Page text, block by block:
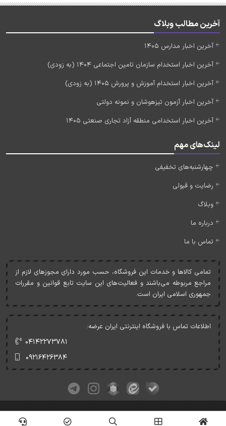
آخرین مطالب وبلاگ
آخرین اخبار مدارس 1405
آخرین اخبار استخدام سازمان تامین اجتماعی 1404 (به زودی)
آخرین اخبار استخدام آموزش و پرورش 1405 (به زودی)
آخرین اخبار آزمون تیزهوشان و نمونه دولتی
آخرین اخبار استخدامی منطقه آزاد تجاری صنعتی 1405
لینک‌های مهم
چهارشنبه‌های تخفیفی
رضایت و قبولی
وبلاگ
درباره ما
تماس با ما
تمامی کالاها و خدمات اين فروشگاه، حسب مورد دارای مجوزهای لازم از
مراجع مربوطه می‌باشند و فعاليت‌های اين سايت تابع قوانين و مقررات
جمهوری اسلامی ايران است.
اطلاعات تماس با فروشگاه اینترنتی ایران عرضه:
۰۴۱۴۲۲۷۳۷۸۱
۰۹۲۱۶۴۲۶۳۸۴
کلیه حقوق این وبسایت متعلق به ایران عرضه می‌باشد.